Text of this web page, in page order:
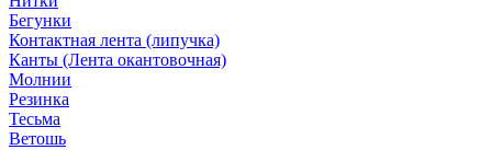
Бегунки
Контактная лента (липучка)
Канты (Лента окантовочная)
Молнии
Резинка
Тесьма
Ветошь